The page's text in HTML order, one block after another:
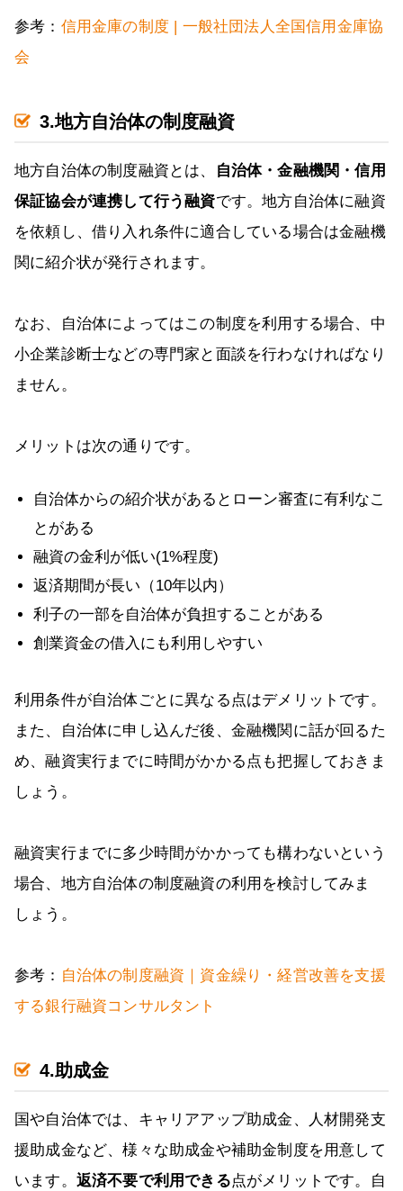
参考： 信用金庫の制度 | 一般社団法人全国信用金庫協
会
3.地方自治体の制度融資
地方自治体の制度融資とは、
自治体・金融機関・信用
保証協会が連携して行う融資です。地方自治体に融資
を依頼し、借り入れ条件に適合している場合は金融機
関に紹介状が発行されます。
なお、自治体によってはこの制度を利用する場合、中
小企業診断士などの専門家と面談を行わなければなり
ません。
メリットは次の通りです。
自治体からの紹介状があるとローン審査に有利なこ
とがある
融資の金利が低い(1%程度)
返済期間が長い（10年以内）
利子の一部を自治体が負担することがある
創業資金の借入にも利用しやすい
利用条件が自治体ごとに異なる点はデメリットです。
また、自治体に申し込んだ後、金融機関に話が回るた
め、融資実行までに時間がかかる点も把握しておきま
しょう。
融資実行までに多少時間がかかっても構わないという
場合、地方自治体の制度融資の利用を検討してみま
しょう。
参考： 自治体の制度融資｜資金繰り・経営改善を支援
する銀行融資コンサルタント
4.助成金
国や自治体では、キャリアアップ助成金、人材開発支
援助成金など、様々な助成金や補助金制度を用意して
います。 返済不要で利用できる点がメリットです。自